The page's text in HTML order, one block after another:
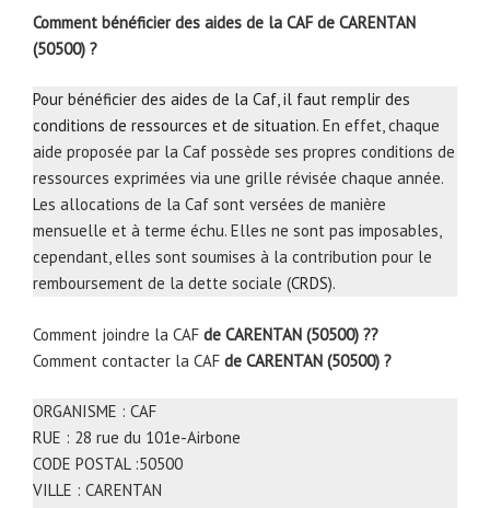
Comment bénéficier des aides de la CAF de CARENTAN
(50500) ?
Pour bénéficier des aides de la Caf, il faut remplir des
conditions de ressources et de situation. En effet, chaque
aide proposée par la Caf possède ses propres conditions de
ressources exprimées via une grille révisée chaque année.
Les allocations de la Caf sont versées de manière
mensuelle et à terme échu. Elles ne sont pas imposables,
cependant, elles sont soumises à la contribution pour le
remboursement de la dette sociale (CRDS).
Comment joindre la CAF de CARENTAN (50500) ??
Comment contacter la CAF de CARENTAN (50500) ?
ORGANISME : CAF
RUE : 28 rue du 101e-Airbone
CODE POSTAL :50500
VILLE : CARENTAN